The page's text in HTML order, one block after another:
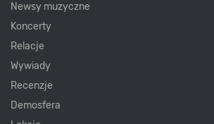
Newsy muzyczne
Koncerty
Relacje
Wywiady
Recenzje
Demosfera